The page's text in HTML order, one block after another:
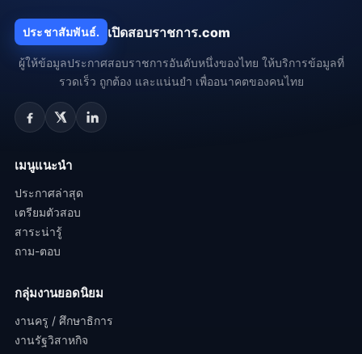
ประชาสัมพันธ์. เปิดสอบราชการ.com
ผู้ให้ข้อมูลประกาศสอบราชการอันดับหนึ่งของไทย ให้บริการข้อมูลที่
รวดเร็ว ถูกต้อง และแน่นยำ เพื่ออนาคตของคนไทย
เมนูแนะนำ
ประกาศล่าสุด
เตรียมตัวสอบ
สาระน่ารู้
ถาม-ตอบ
กลุ่มงานยอดนิยม
งานครู / ศึกษาธิการ
งานรัฐวิสาหกิจ